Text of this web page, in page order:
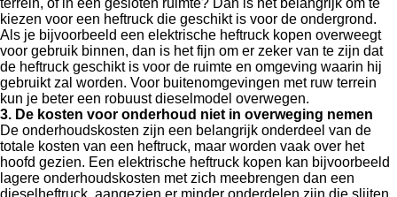
terrein, of in een gesloten ruimte? Dan is het belangrijk om te
kiezen voor een heftruck die geschikt is voor de ondergrond.
Als je bijvoorbeeld een elektrische heftruck kopen overweegt
voor gebruik binnen, dan is het fijn om er zeker van te zijn dat
de heftruck geschikt is voor de ruimte en omgeving waarin hij
gebruikt zal worden. Voor buitenomgevingen met ruw terrein
kun je beter een robuust dieselmodel overwegen.
3. De kosten voor onderhoud niet in overweging nemen
De onderhoudskosten zijn een belangrijk onderdeel van de
totale kosten van een heftruck, maar worden vaak over het
hoofd gezien. Een elektrische heftruck kopen kan bijvoorbeeld
lagere onderhoudskosten met zich meebrengen dan een